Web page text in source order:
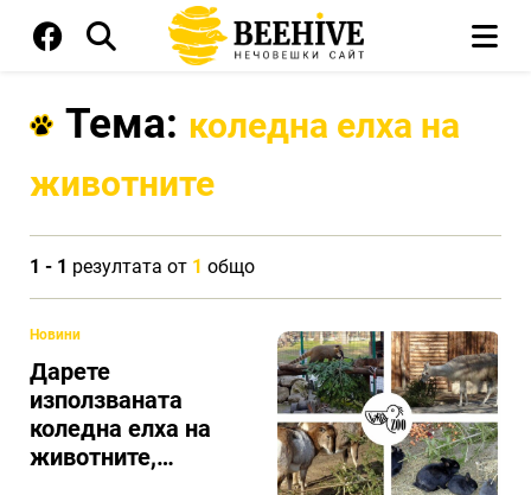
Тема: коледна елха на
животните
1 - 1 резултата от 1 общо
Новини
Дарете
използваната
коледна елха на
животните,